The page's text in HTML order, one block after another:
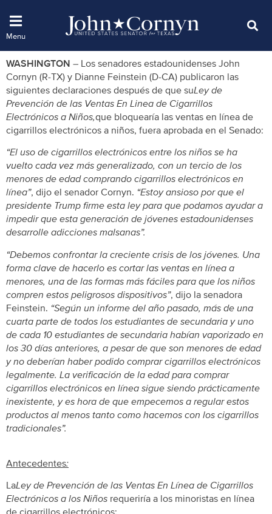
WASHINGTON – Los senadores estadounidenses John
Cornyn (R-TX) y Dianne Feinstein (D-CA) publicaron las
siguientes declaraciones después de que suLey de
Prevención de las Ventas En Linea de Cigarrillos
Electrónicos a Niños,que bloquearía las ventas en línea de
cigarrillos electrónicos a niños, fuera aprobada en el Senado:
“El uso de cigarrillos electrónicos entre los niños se ha
vuelto cada vez más generalizado, con un tercio de los
menores de edad comprando cigarrillos electrónicos en
línea”, dijo el senador Cornyn. “Estoy ansioso por que el
presidente Trump firme esta ley para que podamos ayudar a
impedir que esta generación de jóvenes estadounidenses
desarrolle adicciones malsanas”.
“Debemos confrontar la creciente crisis de los jóvenes. Una
forma clave de hacerlo es cortar las ventas en línea a
menores, una de las formas más fáciles para que los niños
compren estos peligrosos dispositivos”, dijo la senadora
Feinstein. “Según un informe del año pasado, más de una
cuarta parte de todos los estudiantes de secundaria y uno
de cada 10 estudiantes de secundaria habían vaporizado en
los 30 días anteriores, a pesar de que son menores de edad
y no deberían haber podido comprar cigarrillos electrónicos
legalmente. La verificación de la edad para comprar
cigarrillos electrónicos en línea sigue siendo prácticamente
inexistente, y es hora de que empecemos a regular estos
productos al menos tanto como hacemos con los cigarrillos
tradicionales”.
Antecedentes:
LaLey de Prevención de las Ventas En Línea de Cigarrillos
Electrónicos a los Niños requeriría a los minoristas en línea